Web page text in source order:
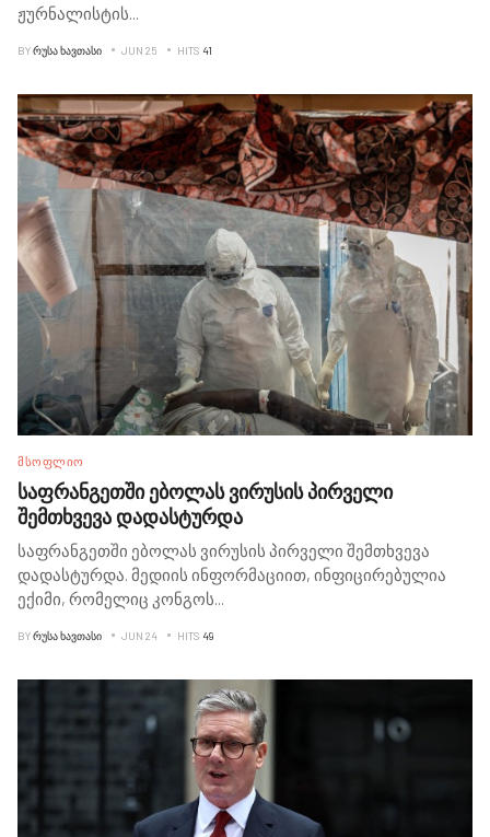
ჟურნალისტის...
BYᲠᲣᲡᲐ ᲮᲐᲕᲗᲐᲡᲘ JUN 25 HITS 41
ᲛᲡᲝᲤᲚᲘᲝ
საფრანგეთში ებოლას ვირუსის პირველი
შემთხვევა დადასტურდა
საფრანგეთში ებოლას ვირუსის პირველი შემთხვევა
დადასტურდა. მედიის ინფორმაციით, ინფიცირებულია
ექიმი, რომელიც კონგოს...
BYᲠᲣᲡᲐ ᲮᲐᲕᲗᲐᲡᲘ JUN 24 HITS 49